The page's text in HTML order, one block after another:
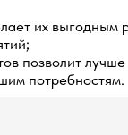
их выгодным
позволит лучше
потребностям.